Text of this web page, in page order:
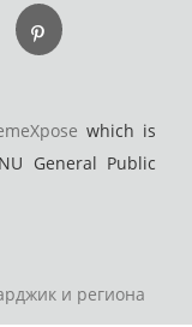
which is
General Public
и региона